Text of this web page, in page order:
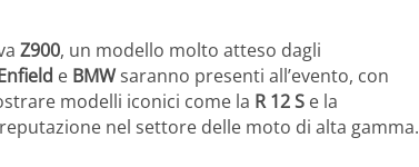
Z900, un modello molto atteso dagli
e BMWsaranno presenti all’evento, con
modelli iconici come la R 12 S e la
nel settore delle moto di alta gamma.